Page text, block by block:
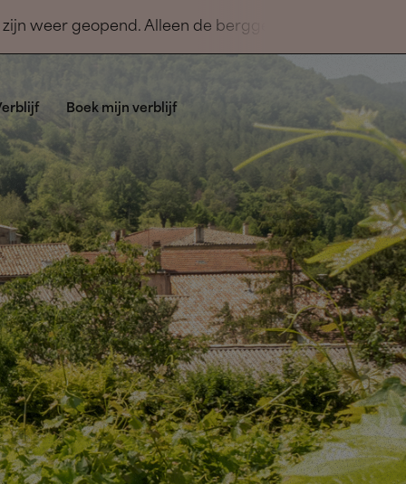
weer geopend. Alleen de berggebieden
Boek mijn verblijf